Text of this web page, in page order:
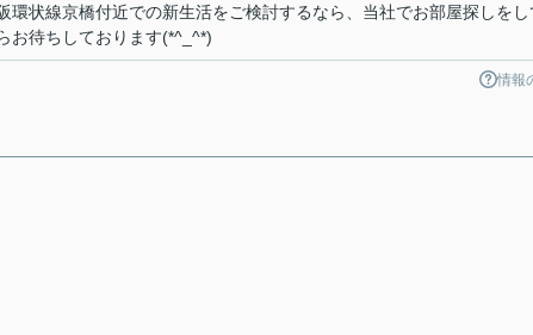
状線京橋付近での新生活をご検討するなら、当社でお部屋探しをし
お待ちしております(*^_^*)
情報